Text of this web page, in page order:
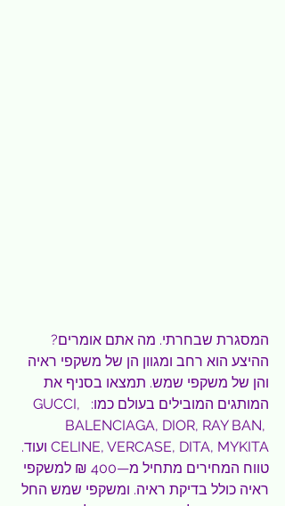
המסגרת שבחרתי. מה אתם אומרים?
ההיצע הוא רחב ומגוון הן של משקפי ראיה
והן של משקפי שמש. תמצאו בסניף את
המותגים המובילים בעולם כמו:  GUCCI,
BALENCIAGA, DIOR, RAY BAN,
CELINE, VERCASE, DITA, MYKITA ועוד.
טווח המחירים מתחיל מ—400 ₪ למשקפי
ראיה כולל בדיקת ראיה. ומשקפי שמש החל